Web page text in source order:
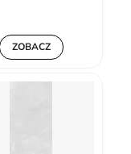
ZOBACZ